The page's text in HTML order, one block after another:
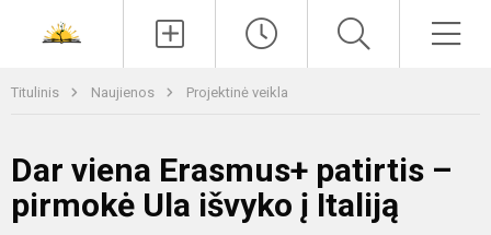
Titulinis Naujienos Projektinė veikla
Dar viena Erasmus+ patirtis –
pirmokė Ula išvyko į Italiją